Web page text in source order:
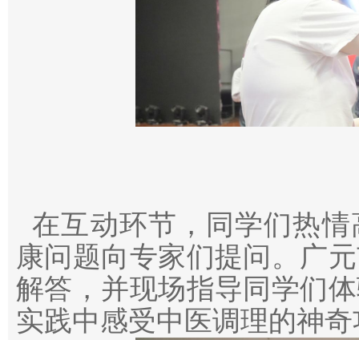
在互动环节，同学们热
康问题向专家们提问。广
解答，并现场指导同学们
实践中感受中医调理的神